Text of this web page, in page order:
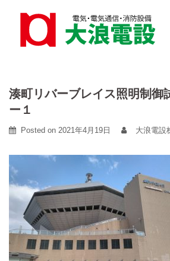
content
湊町リバーブレイス照明制
ー１
Posted on 2021年4月19日 大浪電設